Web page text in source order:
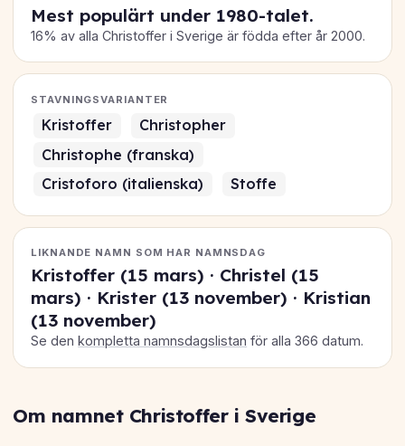
Mest populärt under 1980-talet.
16% av alla Christoffer i Sverige är födda efter år 2000.
STAVNINGSVARIANTER
Kristoffer
Christopher
Christophe (franska)
Cristoforo (italienska)
Stoffe
LIKNANDE NAMN SOM HAR NAMNSDAG
Kristoffer (15 mars) · Christel (15
mars) · Krister (13 november) · Kristian
(13 november)
Se denkompletta namnsdagslistan för alla 366 datum.
Om namnet Christoffer i Sverige